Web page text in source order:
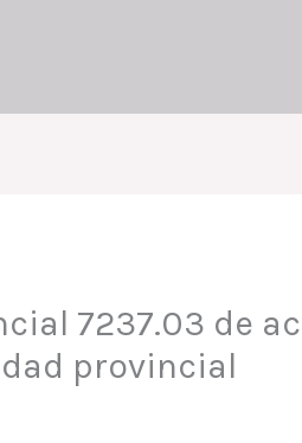
7237.03 de
provincial